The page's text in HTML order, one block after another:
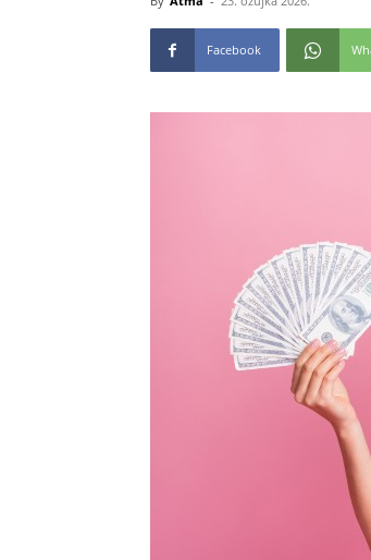
Facebook